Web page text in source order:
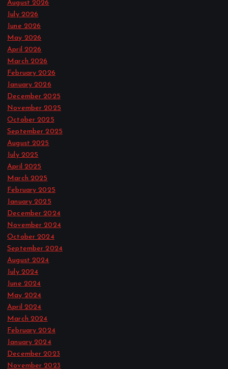
August 2026
July 2026
June 2026
May 2026
April 2026
March 2026
February 2026
January 2026
December 2025
November 2025
October 2025
September 2025
August 2025
July 2025
April 2025
March 2025
February 2025
January 2025
December 2024
November 2024
October 2024
September 2024
August 2024
July 2024
June 2024
May 2024
April 2024
March 2024
February 2024
January 2024
December 2023
November 2023